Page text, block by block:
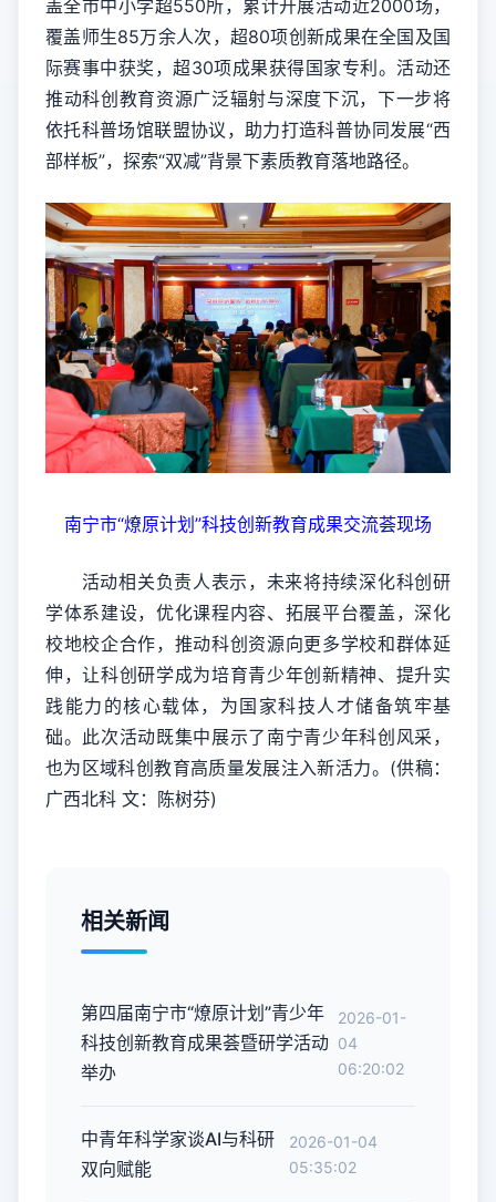
盖全市中小学超550所，累计开展活动近2000场，
覆盖师生85万余人次，超80项创新成果在全国及国
际赛事中获奖，超30项成果获得国家专利。活动还
推动科创教育资源广泛辐射与深度下沉，下一步将
依托科普场馆联盟协议，助力打造科普协同发展“西
部样板”，探索“双减”背景下素质教育落地路径。
南宁市“燎原计划”科技创新教育成果交流荟现场
活动相关负责人表示，未来将持续深化科创研
学体系建设，优化课程内容、拓展平台覆盖，深化
校地校企合作，推动科创资源向更多学校和群体延
伸，让科创研学成为培育青少年创新精神、提升实
践能力的核心载体，为国家科技人才储备筑牢基
础。此次活动既集中展示了南宁青少年科创风采，
也为区域科创教育高质量发展注入新活力。(供稿：
广西北科 文：陈树芬)
相关新闻
第四届南宁市“燎原计划”青少年
科技创新教育成果荟暨研学活动
举办
2026-01-
04
06:20:02
中青年科学家谈AI与科研
双向赋能
2026-01-04
05:35:02